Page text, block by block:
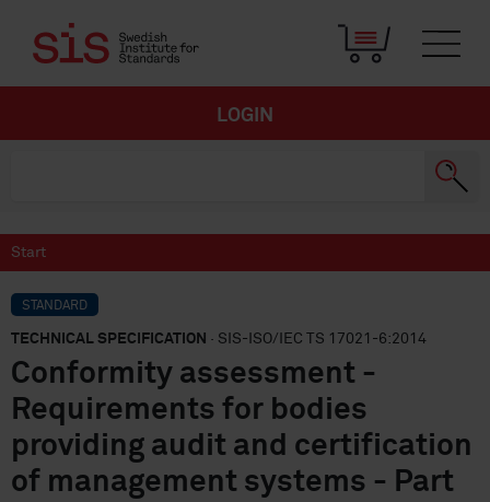
LOGIN
Start
STANDARD
TECHNICAL SPECIFICATION · SIS-ISO/IEC TS 17021-6:2014
Conformity assessment -
Requirements for bodies
providing audit and certification
of management systems - Part